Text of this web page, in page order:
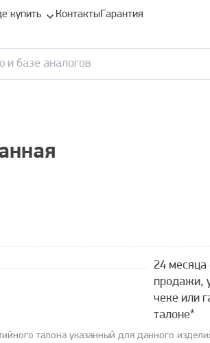
купить КонтактыГарантия
24 месяца
продажи,
чеке или
талоне*
талона указанный для данного